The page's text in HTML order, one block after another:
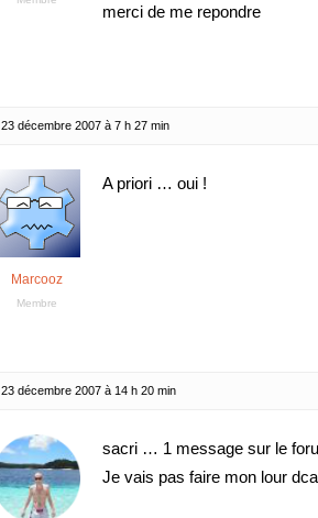
merci de me repondre
23 décembre 2007 à 7 h 27 min
Marcooz
Membre
A priori … oui !
23 décembre 2007 à 14 h 20 min
sacri … 1 message sur le
Je vais pas faire mon lour